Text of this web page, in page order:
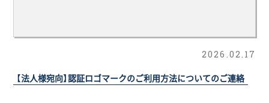
2026.02.17
【法人様宛向】認証ロゴマークのご利用方法についてのご連絡